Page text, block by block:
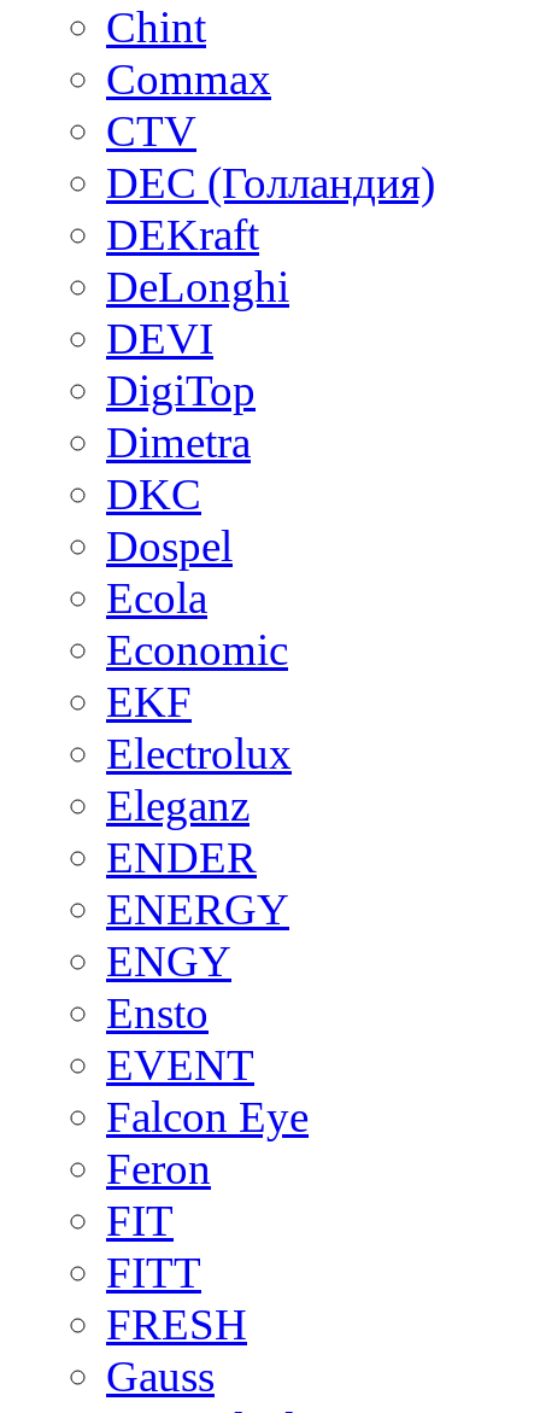
Chint
Commax
CTV
DEC (Голландия)
DEKraft
DeLonghi
DEVI
DigiTop
Dimetra
DKC
Dospel
Ecola
Economic
EKF
Electrolux
Eleganz
ENDER
ENERGY
ENGY
Ensto
EVENT
Falcon Eye
Feron
FIT
FITT
FRESH
Gauss